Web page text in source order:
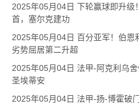
2025年05月04日 下轮赢球即升级
首，塞尔克建功
2025年05月04日 百分亚军！伯恩
劣势屈居第二升超
2025年05月04日 法甲-阿克利乌
圣埃蒂安
2025年05月04日 法甲-扬-博霍破